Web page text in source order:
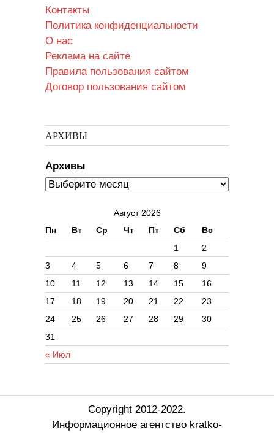
Контакты
Политика конфиденциальности
О нас
Реклама на сайте
Правила пользования сайтом
Договор пользования сайтом
АРХИВЫ
Архивы
Август 2026
Пн
Вт Ср Чт Пт Сб Вс
« Июл
1
2
3
4 5 6 7 8
9
10
11 12 13 14 15
16
17
18 19 20 21 22
23
24
25 26 27 28 29
30
31
Copyright 2012-2022.
Информационное агентство kratko-